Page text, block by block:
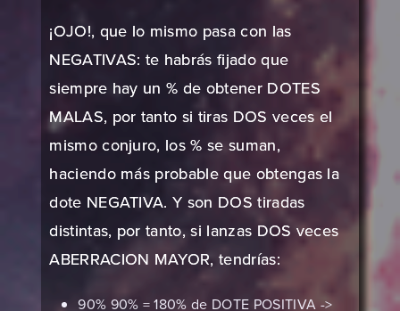
¡OJO!, que lo mismo pasa con las
NEGATIVAS: te habrás fijado que
siempre hay un % de obtener DOTES
MALAS, por tanto si tiras DOS veces el
mismo conjuro, los % se suman,
haciendo más probable que obtengas la
dote NEGATIVA. Y son DOS tiradas
distintas, por tanto, si lanzas DOS veces
ABERRACION MAYOR, tendrías:
90% 90% = 180% de DOTE POSITIVA ->